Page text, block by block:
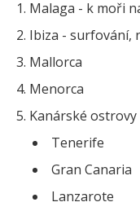
Malaga - k moři
Ibiza - surfování,
Mallorca
Menorca
Kanárské ostrovy
Tenerife
Gran Canaria
Lanzarote